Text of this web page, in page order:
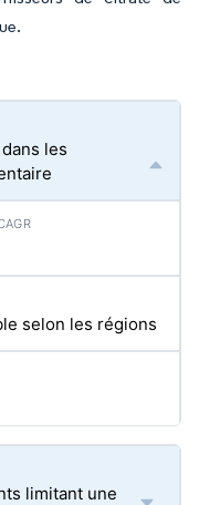
les
selon les régions
limitant une